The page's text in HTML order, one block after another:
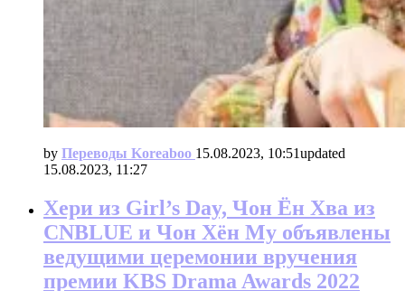
by Переводы Koreaboo 15.08.2023, 10:51updated
15.08.2023, 11:27
Хери из Girl’s Day, Чон Ён Хва из
CNBLUE и Чон Хён Му объявлены
ведущими церемонии вручения
премии KBS Drama Awards 2022